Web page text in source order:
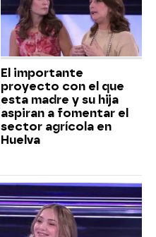
El importante
proyecto con el que
esta madre y su hija
aspiran a fomentar el
sector agrícola en
Huelva